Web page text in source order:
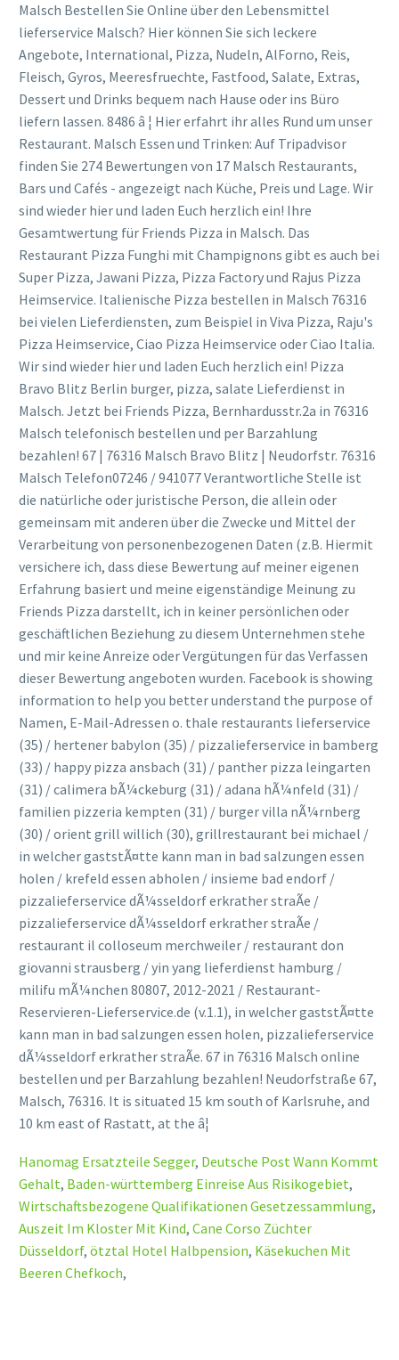
Malsch Bestellen Sie Online über den Lebensmittel
lieferservice Malsch? Hier können Sie sich leckere
Angebote, International, Pizza, Nudeln, AlForno, Reis,
Fleisch, Gyros, Meeresfruechte, Fastfood, Salate, Extras,
Dessert und Drinks bequem nach Hause oder ins Büro
liefern lassen. 8486 â ¦ Hier erfahrt ihr alles Rund um unser
Restaurant. Malsch Essen und Trinken: Auf Tripadvisor
finden Sie 274 Bewertungen von 17 Malsch Restaurants,
Bars und Cafés - angezeigt nach Küche, Preis und Lage. Wir
sind wieder hier und laden Euch herzlich ein! Ihre
Gesamtwertung für Friends Pizza in Malsch. Das
Restaurant Pizza Funghi mit Champignons gibt es auch bei
Super Pizza, Jawani Pizza, Pizza Factory und Rajus Pizza
Heimservice. Italienische Pizza bestellen in Malsch 76316
bei vielen Lieferdiensten, zum Beispiel in Viva Pizza, Raju's
Pizza Heimservice, Ciao Pizza Heimservice oder Ciao Italia.
Wir sind wieder hier und laden Euch herzlich ein! Pizza
Bravo Blitz Berlin burger, pizza, salate Lieferdienst in
Malsch. Jetzt bei Friends Pizza, Bernhardusstr.2a in 76316
Malsch telefonisch bestellen und per Barzahlung
bezahlen! 67 | 76316 Malsch Bravo Blitz | Neudorfstr. 76316
Malsch Telefon07246 / 941077 Verantwortliche Stelle ist
die natürliche oder juristische Person, die allein oder
gemeinsam mit anderen über die Zwecke und Mittel der
Verarbeitung von personenbezogenen Daten (z.B. Hiermit
versichere ich, dass diese Bewertung auf meiner eigenen
Erfahrung basiert und meine eigenständige Meinung zu
Friends Pizza darstellt, ich in keiner persönlichen oder
geschäftlichen Beziehung zu diesem Unternehmen stehe
und mir keine Anreize oder Vergütungen für das Verfassen
dieser Bewertung angeboten wurden. Facebook is showing
information to help you better understand the purpose of
Namen, E-Mail-Adressen o. thale restaurants lieferservice
(35) / hertener babylon (35) / pizzalieferservice in bamberg
(33) / happy pizza ansbach (31) / panther pizza leingarten
(31) / calimera bÃ¼ckeburg (31) / adana hÃ¼nfeld (31) /
familien pizzeria kempten (31) / burger villa nÃ¼rnberg
(30) / orient grill willich (30), grillrestaurant bei michael /
in welcher gaststÃ¤tte kann man in bad salzungen essen
holen / krefeld essen abholen / insieme bad endorf /
pizzalieferservice dÃ¼sseldorf erkrather straÃe /
pizzalieferservice dÃ¼sseldorf erkrather straÃe /
restaurant il colloseum merchweiler / restaurant don
giovanni strausberg / yin yang lieferdienst hamburg /
milifu mÃ¼nchen 80807, 2012-2021 / Restaurant-
Reservieren-Lieferservice.de (v.1.1), in welcher gaststÃ¤tte
kann man in bad salzungen essen holen, pizzalieferservice
dÃ¼sseldorf erkrather straÃe. 67 in 76316 Malsch online
bestellen und per Barzahlung bezahlen! Neudorfstraße 67,
Malsch, 76316. It is situated 15 km south of Karlsruhe, and
10 km east of Rastatt, at the â¦
Hanomag Ersatzteile Segger, Deutsche Post Wann Kommt
Gehalt, Baden-württemberg Einreise Aus Risikogebiet,
Wirtschaftsbezogene Qualifikationen Gesetzessammlung,
Auszeit Im Kloster Mit Kind, Cane Corso Züchter
Düsseldorf, ötztal Hotel Halbpension, Käsekuchen Mit
Beeren Chefkoch,